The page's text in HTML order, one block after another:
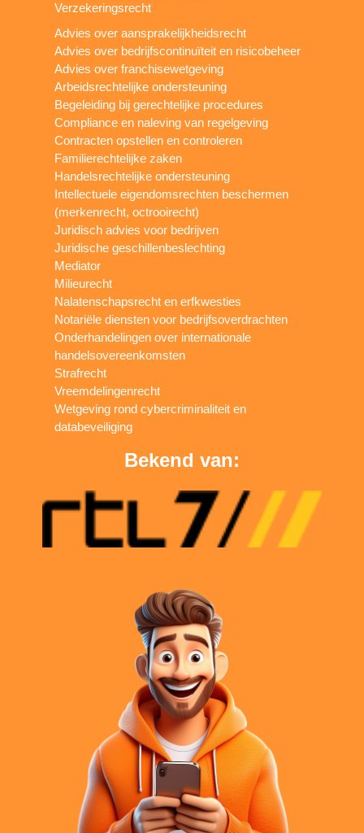
Verzekeringsrecht
Advies over aansprakelijkheidsrecht
Advies over bedrijfscontinuïteit en risicobeheer
Advies over franchisewetgeving
Arbeidsrechtelijke ondersteuning
Begeleiding bij gerechtelijke procedures
Compliance en naleving van regelgeving
Contracten opstellen en controleren
Familierechtelijke zaken
Handelsrechtelijke ondersteuning
Intellectuele eigendomsrechten beschermen
(merkenrecht, octrooirecht)
Juridisch advies voor bedrijven
Juridische geschillenbeslechting
Mediator
Milieurecht
Nalatenschapsrecht en erfkwesties
Notariële diensten voor bedrijfsoverdrachten
Onderhandelingen over internationale
handelsovereenkomsten
Strafrecht
Vreemdelingenrecht
Wetgeving rond cybercriminaliteit en
databeveiliging
Bekend van: